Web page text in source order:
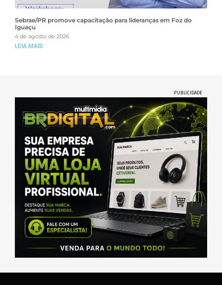
Sebrae/PR promove capacitação para lideranças em Foz do
Iguaçu
4 de agosto de 2026
LEIA MAIS
PUBLICIDADE